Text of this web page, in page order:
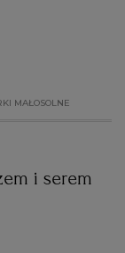
MAŁOSOLNE
i serem